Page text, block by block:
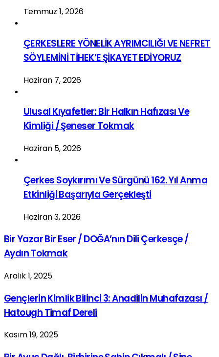
Temmuz 1, 2026
ÇERKESLERE YÖNELİK AYRIMCILIĞI VE NEFRET
SÖYLEMİNİ TİHEK’E ŞİKAYET EDİYORUZ
Haziran 7, 2026
Ulusal Kıyafetler: Bir Halkın Hafızası Ve
Kimliği / Şeneser Tokmak
Haziran 5, 2026
Çerkes Soykırımı Ve Sürgünü 162. Yıl Anma
Etkinliği Başarıyla Gerçekleşti
Haziran 3, 2026
Bir Yazar Bir Eser / DOĞA’nın Dili Çerkesçe /
Aydın Tokmak
Aralık 1, 2025
Gençlerin Kimlik Bilinci 3: Anadilin Muhafazası /
Hatough Timaf Dereli
Kasım 19, 2025